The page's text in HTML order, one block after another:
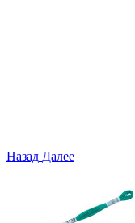
Назад Далее